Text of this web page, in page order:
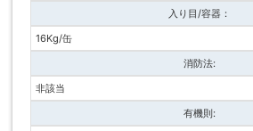
入り目/容器：
16Kg/缶
消防法:
非該当
有機則: